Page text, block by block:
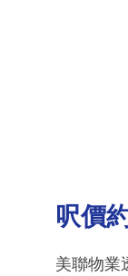
呎價
美聯物業